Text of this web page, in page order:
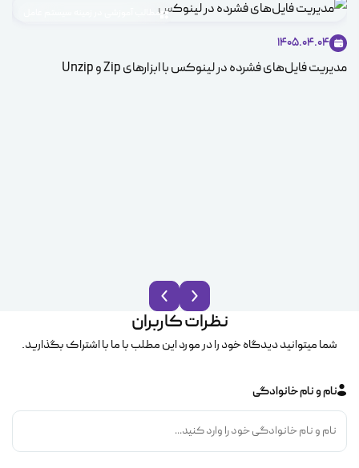
مطالب آموزشی در زمینه سیستم عامل
1405.04.04
مدیریت فایل‌های فشرده در لینوکس با ابزارهای Zip و Unzip
نظرات کاربران
شما میتوانید دیدگاه خود را در مورد این مطلب با ما با اشتراک بگذارید.
نام و نام خانوادگی